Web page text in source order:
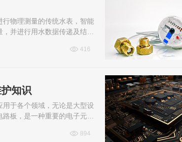
物理测量的传统水表，智能
并进行用水数据传递及结算
416
知识
于各个领域，无论是大型设
板，是一种重要的电子元器
894